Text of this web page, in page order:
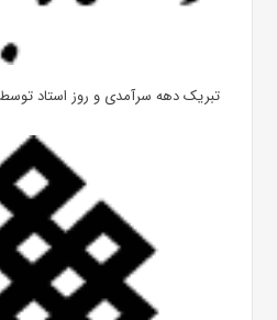
تبریک دهه سرآمدی و روز استاد